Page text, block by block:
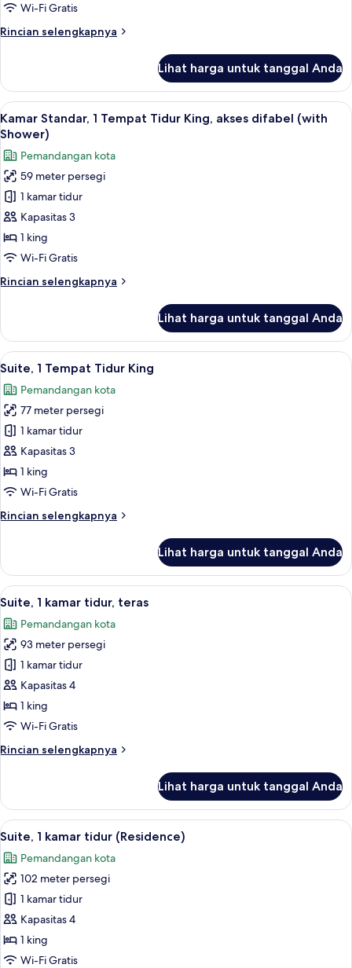
akses
Shower)
Wi-Fi Gratis
Rincian selengkapnya
Rincian
Kamar,
Tempat
Tidur
akses
difabel
(with
Shower)
Lihat harga untuk tanggal Anda
Lihat
semua
foto
untuk
Kamar
Standar,
1
Tempat
Tidur
akses
Shower)
6
Kamar Standar, 1 Tempat Tidur King, akses difabel (with
Shower)
Pemandangan kota
59 meter persegi
1 kamar tidur
Kapasitas 3
1 king
Wi-Fi Gratis
Rincian selengkapnya
Rincian
Kamar
Standar,
1
Tidur
King,
akses
difabel
(with
Shower)
Lihat harga untuk tanggal Anda
Lihat
semua
foto
untuk
Suite,
1
Tempat
Tidur
Suite, 1 Tempat Tidur King | Seprai
8
Suite, 1 Tempat Tidur King
Pemandangan kota
77 meter persegi
1 kamar tidur
Kapasitas 3
1 king
Wi-Fi Gratis
Rincian selengkapnya
Rincian
Suite,
Tempat
King
Lihat harga untuk tanggal Anda
Lihat
semua
foto
untuk
Suite,
1
kamar
tidur,
Suite, 1 kamar tidur, teras | Seprai
12
Suite, 1 kamar tidur, teras
Pemandangan kota
93 meter persegi
1 kamar tidur
Kapasitas 4
1 king
Wi-Fi Gratis
Rincian selengkapnya
Rincian
Suite,
kamar
teras
Lihat harga untuk tanggal Anda
Lihat
semua
foto
untuk
Suite,
1
kamar
tidur
Seprai premium, minibar, brankas,
9
Suite, 1 kamar tidur (Residence)
Pemandangan kota
102 meter persegi
1 kamar tidur
Kapasitas 4
1 king
Wi-Fi Gratis